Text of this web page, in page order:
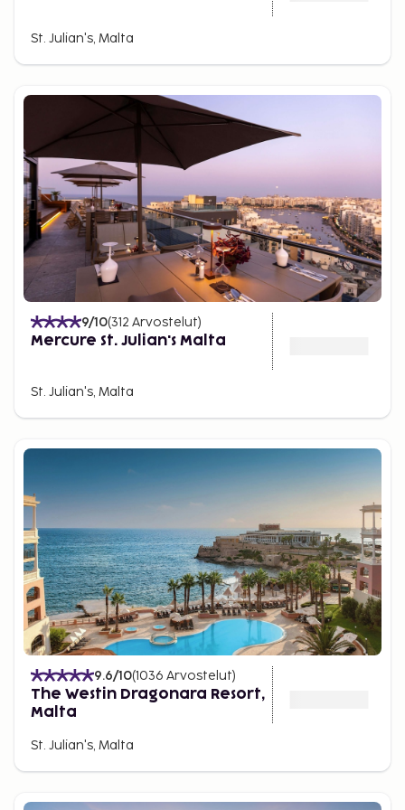
St. Julian's, Malta
9/10(312 Arvostelut)
Mercure St. Julian's Malta
St. Julian's, Malta
9.6/10(1036 Arvostelut)
The Westin Dragonara Resort,
Malta
St. Julian's, Malta